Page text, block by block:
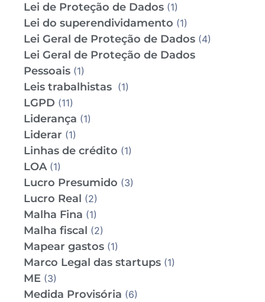
Lei de Proteção de Dados (1)
Lei do superendividamento (1)
Lei Geral de Proteção de Dados (4)
Lei Geral de Proteção de Dados
Pessoais (1)
Leis trabalhistas (1)
LGPD (11)
Liderança (1)
Liderar (1)
Linhas de crédito (1)
LOA(1)
Lucro Presumido (3)
Lucro Real (2)
Malha Fina (1)
Malha fiscal (2)
Mapear gastos (1)
Marco Legal das startups (1)
ME (3)
Medida Provisória (6)